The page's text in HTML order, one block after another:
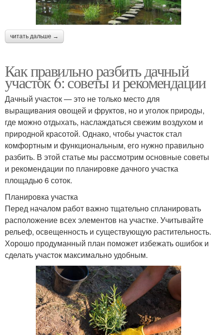
читать дальше →
Как правильно разбить дачный
участок 6: советы и рекомендации
Дачный участок — это не только место для
выращивания овощей и фруктов, но и уголок природы,
где можно отдыхать, наслаждаться свежим воздухом и
природной красотой. Однако, чтобы участок стал
комфортным и функциональным, его нужно правильно
разбить. В этой статье мы рассмотрим основные советы
и рекомендации по планировке дачного участка
площадью 6 соток.
Планировка участка
Перед началом работ важно тщательно спланировать
расположение всех элементов на участке. Учитывайте
рельеф, освещенность и существующую растительность.
Хорошо продуманный план поможет избежать ошибок и
сделать участок максимально удобным.